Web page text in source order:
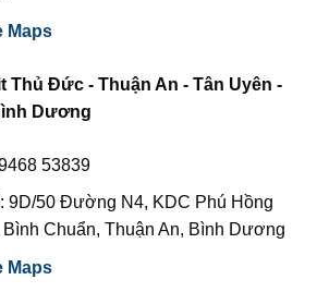
Maps
Thủ Đức - Thuận An - Tân Uyên -
Dương
53839
: 9D/50 Đường N4, KDC Phú Hồng
Bình Chuẩn, Thuận An, Bình Dương
Maps